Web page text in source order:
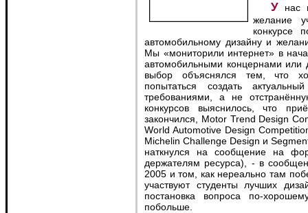
У нас не преподают транспортный дизайн. Поэтому
желание
конкурсе
автомобильному дизайну и
Мы «мониторили интернет» в
автомобильными концернами или
выбор объяснялся тем, что
попытаться создать
требованиями, а не
конкурсов выяснилось, что
закончился, Motor Trend Design
World Automotive Design
Michelin Challenge Design и
наткнулся на сообщение на
держателям ресурса), - в
2005 и том, как нереально там
участвуют студенты лучших
постановка вопроса по-
побольше.